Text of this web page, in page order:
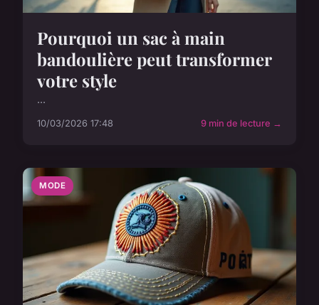
Pourquoi un sac à main
bandoulière peut transformer
votre style
...
10/03/2026 17:48 9 min de lecture →
MODE